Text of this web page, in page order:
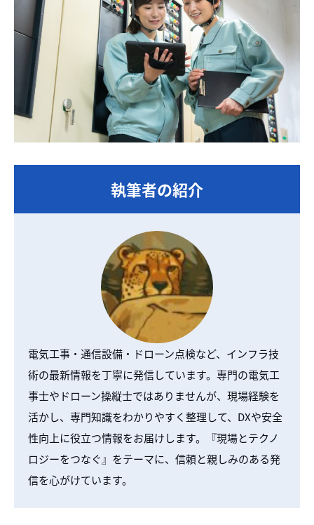
執筆者の紹介
電気工事・通信設備・ドローン点検など、インフラ技
術の最新情報を丁寧に発信しています。専門の電気工
事士やドローン操縦士ではありませんが、現場経験を
活かし、専門知識をわかりやすく整理して、DXや安全
性向上に役立つ情報をお届けします。『現場とテクノ
ロジーをつなぐ』をテーマに、信頼と親しみのある発
信を心がけています。